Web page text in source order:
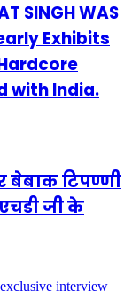
SINGH WAS
Exhibits
with India.
बेबाक टिपण्णी
जी के